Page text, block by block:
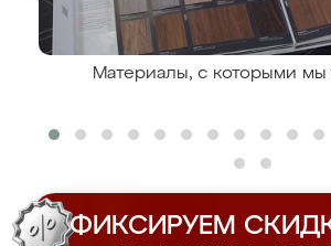
Материалы, с которыми мы
ФИКСИРУЕМ